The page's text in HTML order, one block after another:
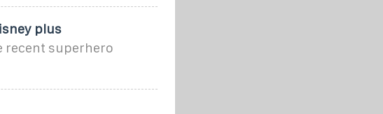
plus
recent superhero